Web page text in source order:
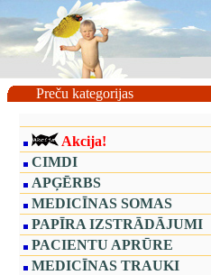
Preču kategorijas
Akcija!
CIMDI
APĢĒRBS
MEDICĪNAS SOMAS
PAPĪRA IZSTRĀDĀJUMI
PACIENTU APRŪRE
MEDICĪNAS TRAUKI